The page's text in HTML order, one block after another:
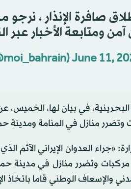
صافرة الإنذار ،
ومتابعة الأخبار عبر
June 11,
في بيان لها، الخميس،
وتضرر منازل في المنامة
مركبات وتضرر منازل في مدينة
والإسعاف الوطني قاما باتخاذ